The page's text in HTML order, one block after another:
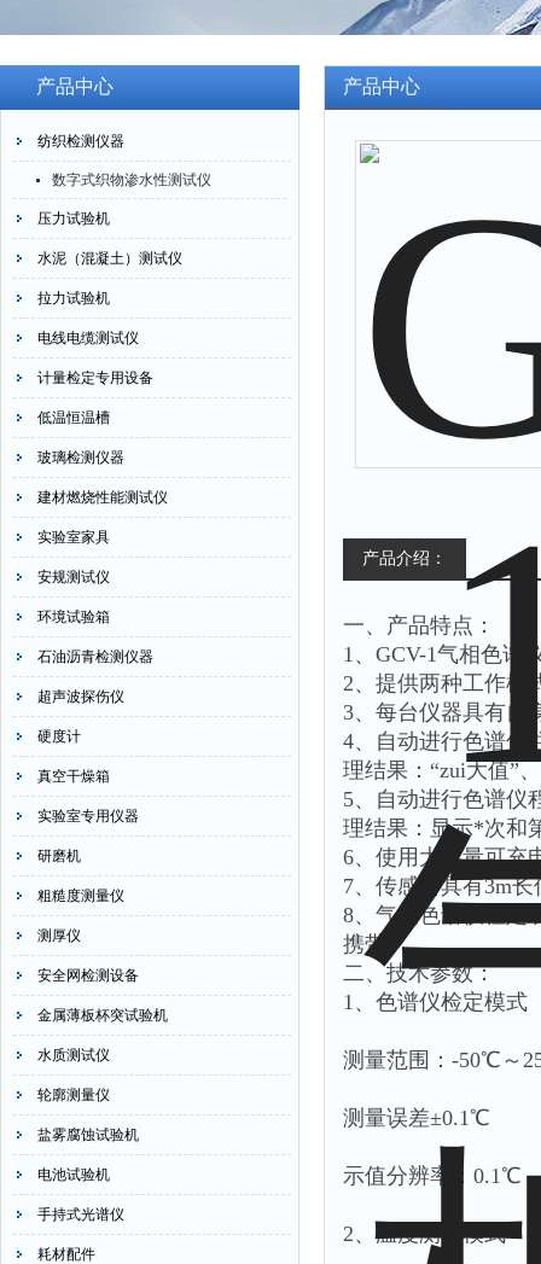
产品中心
纺织检测仪器
数字式织物渗水性测试仪
压力试验机
水泥（混凝土）测试仪
拉力试验机
电线电缆测试仪
计量检定专用设备
低温恒温槽
玻璃检测仪器
建材燃烧性能测试仪
实验室家具
安规测试仪
环境试验箱
石油沥青检测仪器
超声波探伤仪
硬度计
真空干燥箱
实验室专用仪器
研磨机
粗糙度测量仪
测厚仪
安全网检测设备
金属薄板杯突试验机
水质测试仪
轮廓测量仪
盐雾腐蚀试验机
电池试验机
手持式光谱仪
耗材配件
产品中心
产品介绍：
一、产品特点：
1、GCV-1气相色谱
2、提供两种工作模
3、每台仪器具有自
4、自动进行色谱仪
理结果：“zui大值”
5、自动进行色谱仪
理结果：显示*次和
6、使用大容量可充
7、传感器具有3m
8、气相色谱仪检定
携带
二、技术参数：
1、色谱仪检定模式
测量范围：-50℃～
测量误差±0.1℃
示值分辨率：0.1℃
2、温度测量模式